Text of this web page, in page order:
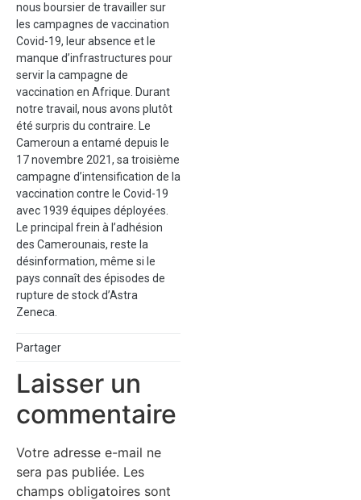
nous boursier de travailler sur
les campagnes de vaccination
Covid-19, leur absence et le
manque d’infrastructures pour
servir la campagne de
vaccination en Afrique. Durant
notre travail, nous avons plutôt
été surpris du contraire. Le
Cameroun a entamé depuis le
17 novembre 2021, sa troisième
campagne d’intensification de la
vaccination contre le Covid-19
avec 1939 équipes déployées.
Le principal frein à l’adhésion
des Camerounais, reste la
désinformation, même si le
pays connaît des épisodes de
rupture de stock d’Astra
Zeneca.
Partager
Laisser un
commentaire
Votre adresse e-mail ne
sera pas publiée. Les
champs obligatoires sont